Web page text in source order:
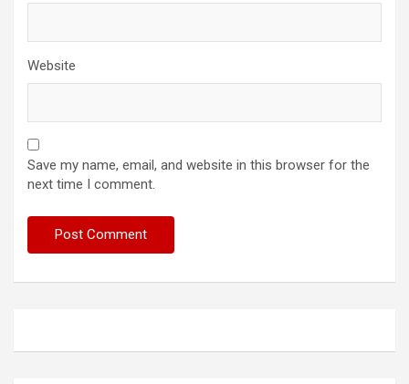
Website
Save my name, email, and website in this browser for the
next time I comment.